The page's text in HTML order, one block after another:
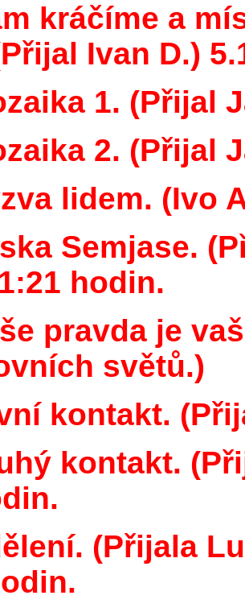
kráčíme a
Ivan D.)
1. (Přijal
2. (Přijal
lidem. (Ivo
Semjase.
hodin.
pravda je
světů.)
kontakt.
kontakt.
(Přijala